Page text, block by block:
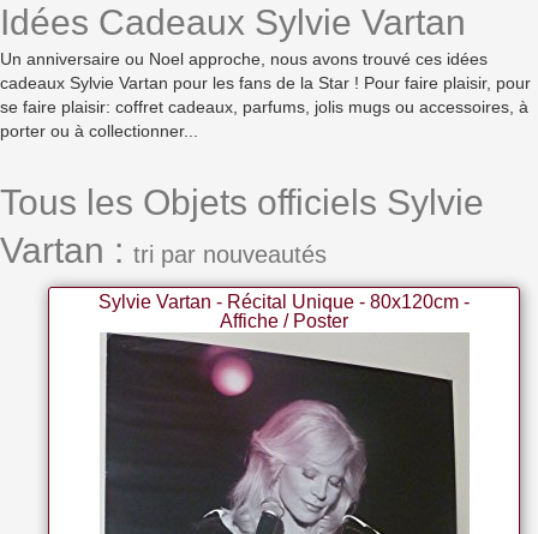
Idées Cadeaux Sylvie Vartan
Un anniversaire ou Noel approche, nous avons trouvé ces idées
cadeaux Sylvie Vartan pour les fans de la Star ! Pour faire plaisir, pour
se faire plaisir: coffret cadeaux, parfums, jolis mugs ou accessoires, à
porter ou à collectionner...
Tous les Objets officiels Sylvie
Vartan : tri par nouveautés
Sylvie Vartan - Récital Unique - 80x120cm -
Affiche / Poster